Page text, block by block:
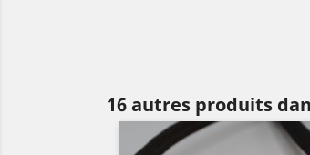
16 autres produits